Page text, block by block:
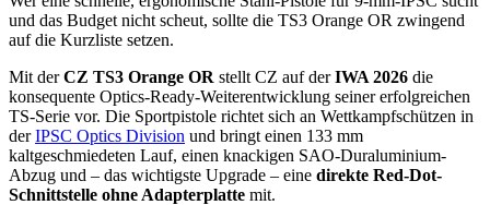
und das Budget nicht scheut, sollte die TS3 Orange OR zwingend
auf die Kurzliste setzen.
Mit derCZ TS3 Orange OR stellt CZ auf derIWA 2026 die
konsequente Optics-Ready-Weiterentwicklung seiner erfolgreichen
TS-Serie vor. Die Sportpistole richtet sich an Wettkampfschützen in
derIPSC Optics Division und bringt einen 133 mm
kaltgeschmiedeten Lauf, einen knackigen SAO-Duraluminium-
Abzug und – das wichtigste Upgrade – eine direkte Red-Dot-
Schnittstelle ohne Adapterplatte mit.